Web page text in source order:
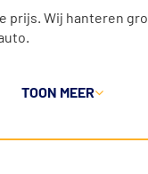
Wij hanteren
auto passen. Zo
U vindt
TOON MEER